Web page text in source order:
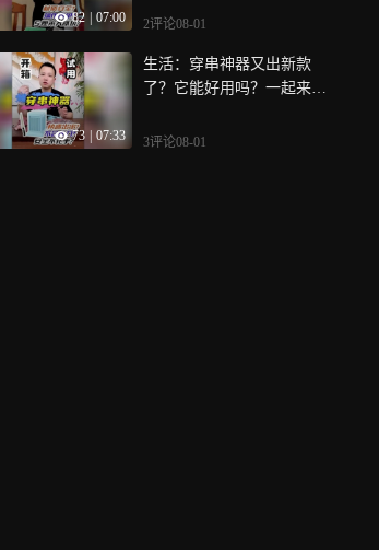
82 07:00 2评论08-01
73 07:33
生活：穿串神器又出新款
了？它能好用吗？一起来看
3评论08-01